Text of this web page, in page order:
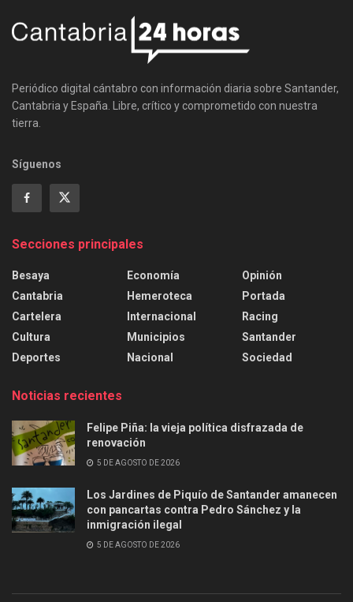
Periódico digital cántabro con información diaria sobre Santander,
Cantabria y España. Libre, crítico y comprometido con nuestra
tierra.
Síguenos
Secciones principales
Besaya
Cantabria
Cartelera
Cultura
Deportes
Economía
Hemeroteca
Internacional
Municipios
Nacional
Opinión
Portada
Racing
Santander
Sociedad
Noticias recientes
Felipe Piña: la vieja política disfrazada de
renovación
5 DE AGOSTO DE 2026
Los Jardines de Piquío de Santander amanecen
con pancartas contra Pedro Sánchez y la
inmigración ilegal
5 DE AGOSTO DE 2026